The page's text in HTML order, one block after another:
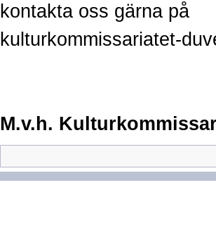
kontakta oss gärna på
kulturkommissariatet-
M.v.h.